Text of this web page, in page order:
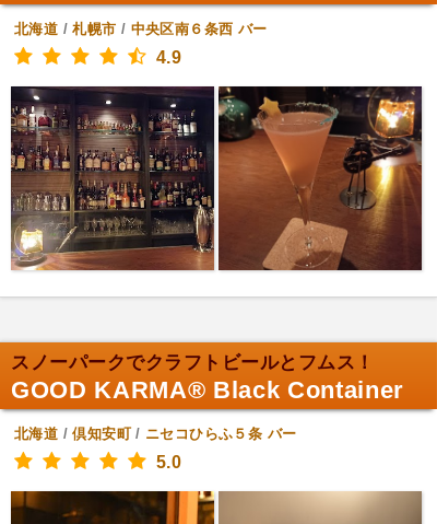
北海道 /札幌市 / 中央区南６条西 バー
4.9
スノーパークでクラフトビールとフムス！
GOOD KARMA®︎ Black Container
北海道 /倶知安町/ ニセコひらふ５条 バー
5.0